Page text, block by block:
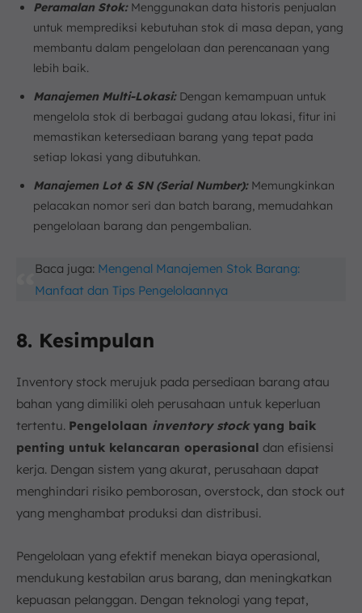
Peramalan Stok:Menggunakan data historis penjualan
untuk memprediksi kebutuhan stok di masa depan, yang
membantu dalam pengelolaan dan perencanaan yang
lebih baik.
Manajemen Multi-Lokasi:Dengan kemampuan untuk
mengelola stok di berbagai gudang atau lokasi, fitur ini
memastikan ketersediaan barang yang tepat pada
setiap lokasi yang dibutuhkan.
Manajemen Lot & SN (Serial Number):Memungkinkan
pelacakan nomor seri dan batch barang, memudahkan
pengelolaan barang dan pengembalian.
Baca juga: Mengenal Manajemen Stok Barang:
Manfaat dan Tips Pengelolaannya
8. Kesimpulan
Inventory stock merujuk pada persediaan barang atau
bahan yang dimiliki oleh perusahaan untuk keperluan
tertentu. Pengelolaan inventory stockyang baik
penting untuk kelancaran operasional dan efisiensi
kerja. Dengan sistem yang akurat, perusahaan dapat
menghindari risiko pemborosan, overstock, dan stock out
yang menghambat produksi dan distribusi.
Pengelolaan yang efektif menekan biaya operasional,
mendukung kestabilan arus barang, dan meningkatkan
kepuasan pelanggan. Dengan teknologi yang tepat,